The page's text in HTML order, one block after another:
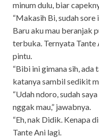
minum dulu, biar
“Makasih Bi, sudah sore
Baru aku mau beranjak
terbuka. Ternyata Tante
pintu.
“Bibi ini gimana sih, ada
katanya sambil sedikit
“Udah ndoro, sudah
nggak mau,” jawabnya.
“Eh, nak Didik. Kenapa
Tante Ani lagi.